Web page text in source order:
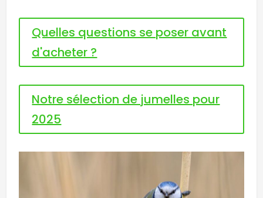
Quelles questions se poser avant
d'acheter ?
Notre sélection de jumelles pour
2025